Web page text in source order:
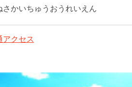
さかいちゅうおうれいえん
アクセス